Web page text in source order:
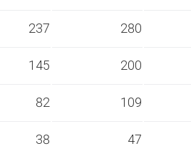
237 280
145 200
82 109
38 47